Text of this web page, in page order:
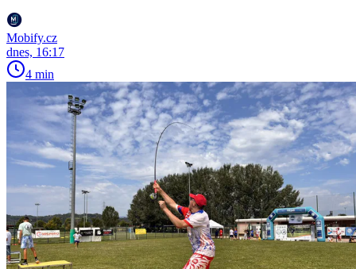
Mobify.cz
dnes, 16:17
4 min